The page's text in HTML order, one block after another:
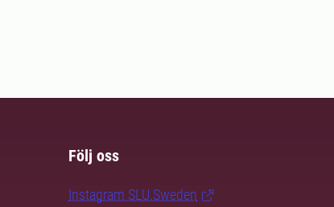
Följ oss
Instagram SLU.Sweden